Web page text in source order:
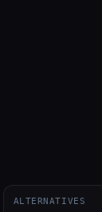
ALTERNATIVES